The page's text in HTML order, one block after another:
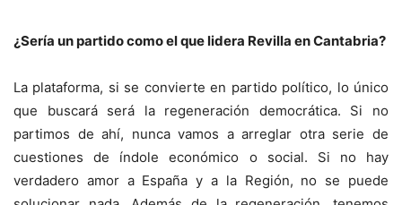
¿Sería un partido como el que lidera Revilla en Cantabria?
La plataforma, si se convierte en partido político, lo único
que buscará será la regeneración democrática. Si no
partimos de ahí, nunca vamos a arreglar otra serie de
cuestiones de índole económico o social. Si no hay
verdadero amor a España y a la Región, no se puede